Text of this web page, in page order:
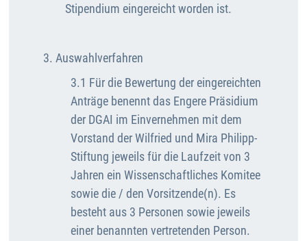
Stipendium eingereicht worden ist.
3. Auswahlverfahren
3.1 Für die Bewertung der eingereichten
Anträge benennt das Engere Präsidium
der DGAI im Einvernehmen mit dem
Vorstand der Wilfried und Mira Philipp-
Stiftung jeweils für die Laufzeit von 3
Jahren ein Wissenschaftliches Komitee
sowie die / den Vorsitzende(n). Es
besteht aus 3 Personen sowie jeweils
einer benannten vertretenden Person.